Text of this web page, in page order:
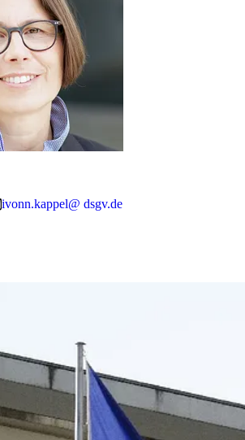
ivonn.kappel@ dsgv.de